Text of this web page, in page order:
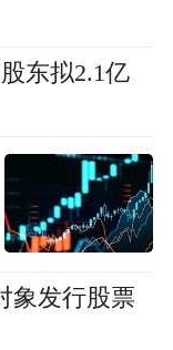
东拟2.1亿
象发行股票